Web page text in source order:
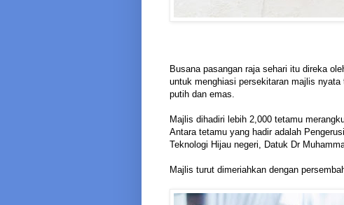
Busana pasangan raja sehari itu direka
untuk menghiasi persekitaran majlis
putih dan emas.
Majlis dihadiri lebih 2,000 tetamu
Antara tetamu yang hadir adalah
Teknologi Hijau negeri, Datuk Dr
Majlis turut dimeriahkan dengan